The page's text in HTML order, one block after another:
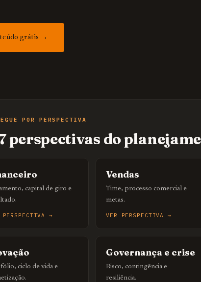
grátis →
POR PERSPECTIVA
perspectivas do
capital de giro e
PERSPECTIVA →
Vendas
Time, processo comercial e
metas.
VER PERSPECTIVA →
ciclo de vida e
Governança e crise
Risco, contingência e
resiliência.